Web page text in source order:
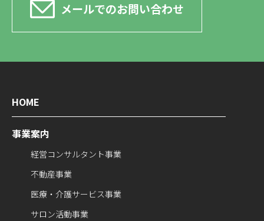
メールでのお問い合わせ
HOME
事業案内
経営コンサルタント事業
不動産事業
医療・介護サービス事業
サロン活動事業